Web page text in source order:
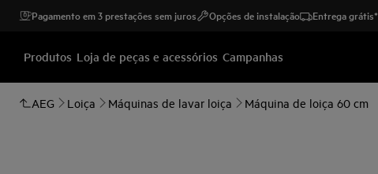
Pagamento em 3 prestações sem juros Opções de instalação Entrega grátis*
Produtos Loja de peças e acessórios Campanhas
AEG Loiça Máquinas de lavar loiça Máquina de loiça 60 cm